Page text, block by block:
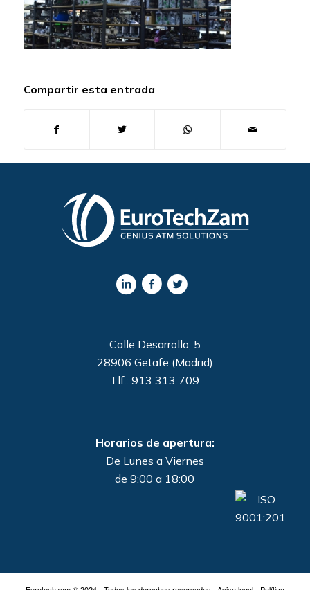
Compartir esta entrada
Calle Desarrollo, 5
28906 Getafe (Madrid)
Tlf.: 913 313 709
Horarios de apertura:
De Lunes a Viernes
de 9:00 a 18:00